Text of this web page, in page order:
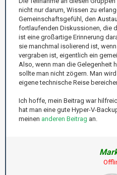
nicht nur darum, Wissen zu
Gemeinschaftsgefühl, den
fortlaufenden Diskussionen, die
ist eine großartige Erinnerung
sie manchmal isolierend ist,
vergraben ist, eigentlich ein
Also, wenn man die Gelegenheit
sollte man nicht zögern. Man
eigene technische Reise
Ich hoffe, mein Beitrag war
hat man eine gute Hyper-V-
meinen anderen Beitrag an.